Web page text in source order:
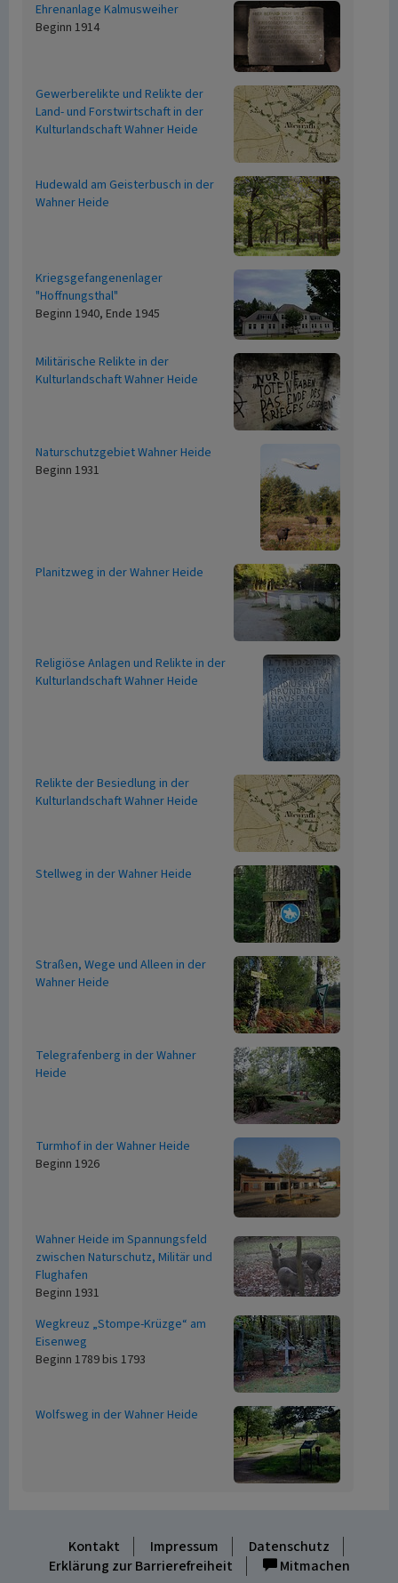
Ehrenanlage Kalmusweiher
Beginn 1914
Gewerberelikte und Relikte der
Land- und Forstwirtschaft in der
Kulturlandschaft Wahner Heide
Hudewald am Geisterbusch in der
Wahner Heide
Kriegsgefangenenlager
"Hoffnungsthal"
Beginn 1940, Ende 1945
Militärische Relikte in der
Kulturlandschaft Wahner Heide
Naturschutzgebiet Wahner Heide
Beginn 1931
Planitzweg in der Wahner Heide
Religiöse Anlagen und Relikte in der
Kulturlandschaft Wahner Heide
Relikte der Besiedlung in der
Kulturlandschaft Wahner Heide
Stellweg in der Wahner Heide
Straßen, Wege und Alleen in der
Wahner Heide
Telegrafenberg in der Wahner
Heide
Turmhof in der Wahner Heide
Beginn 1926
Wahner Heide im Spannungsfeld
zwischen Naturschutz, Militär und
Flughafen
Beginn 1931
Wegkreuz „Stompe-Krüzge“ am
Eisenweg
Beginn 1789 bis 1793
Wolfsweg in der Wahner Heide
Kontakt Impressum
Datenschutz
Erklärung zur Barrierefreiheit
Mitmachen